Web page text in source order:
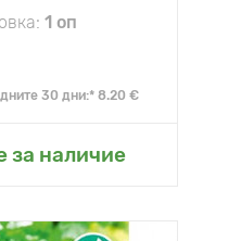
1 оп
30 дни:* 8.20 €
за наличие